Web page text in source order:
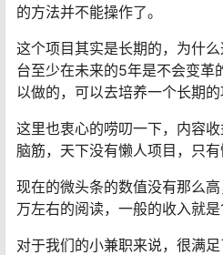
的方法并不能操作了。
这个项目其实是长期的，为什
台至少在未来的5年是不会变革
以做的，可以去培养一个长期的
这里也衷心的唠叨一下，内容
脑筋，天下没有懒人项目，只有
现在的微头条的数值没有那么
万左右的阅读，一般的收入就是
对于我们的小兼职来说，很满